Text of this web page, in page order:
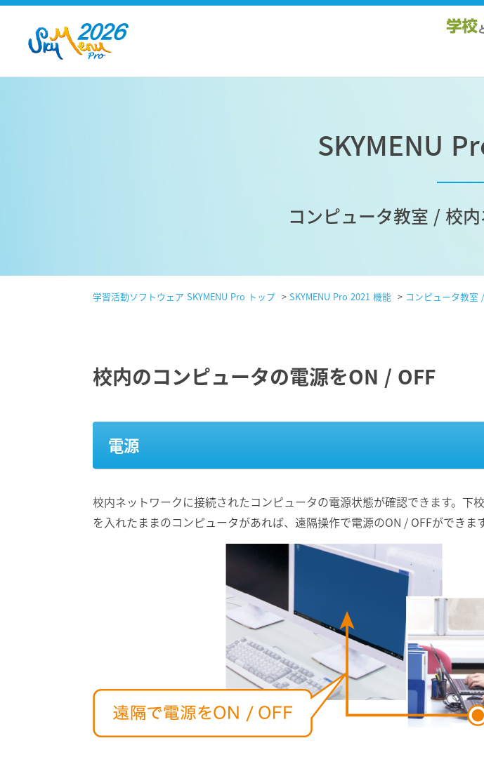
SKYMENU
コンピュータ教室 / 校
学習活動ソフトウェア SKYMENU Pro トップ > SKYMENU Pro 2021 機能 > コンピュータ教室
校内のコンピュータの電源をON / OFF
電源
校内ネットワークに接続されたコンピュータの電源状態が確認できます。下
を入れたままのコンピュータがあれば、遠隔操作で電源のON / OFFができます